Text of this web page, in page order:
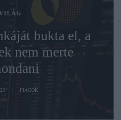
bukta el, a
nem merte
PIACOK